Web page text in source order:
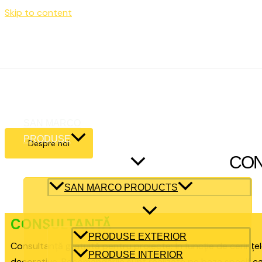
Skip to content
PRODUSE
SAN MARCO PRODUCTS
PRODUSE EXTERIOR
PRODUSE INTERIOR
Despre noi
CONSULTANȚĂ
Consultanță gratuită pentru proiecte: În funcție de